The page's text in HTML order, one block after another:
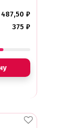
487,50 ₽
375 ₽